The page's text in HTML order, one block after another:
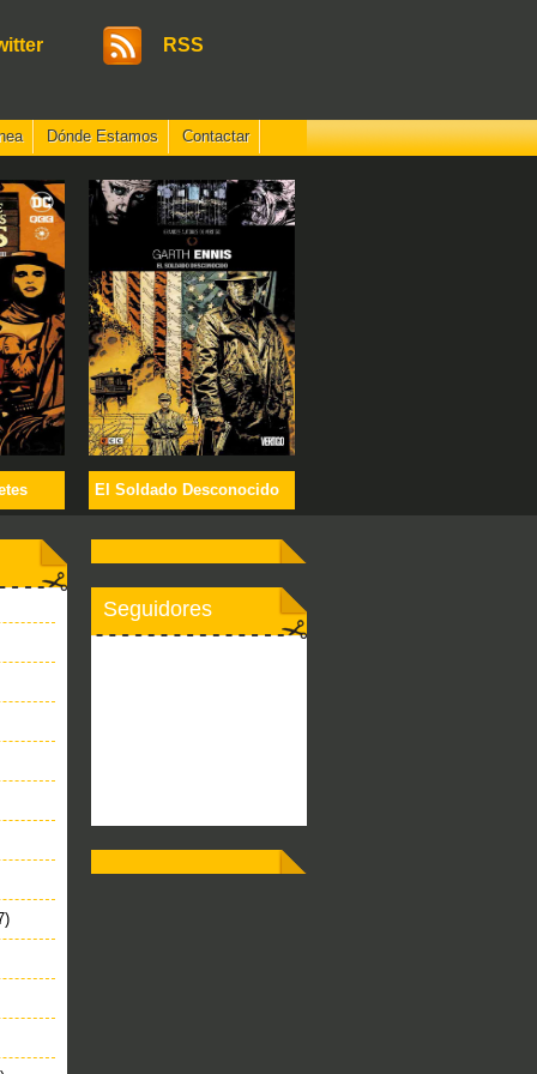
RSS
Dónde Estamos Contactar
El Soldado Desconocido
Seguidores